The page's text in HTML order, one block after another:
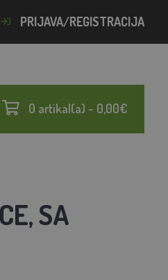
PRIJAVA/REGISTRACIJA
0 artikal(a) - 0,00€
SA